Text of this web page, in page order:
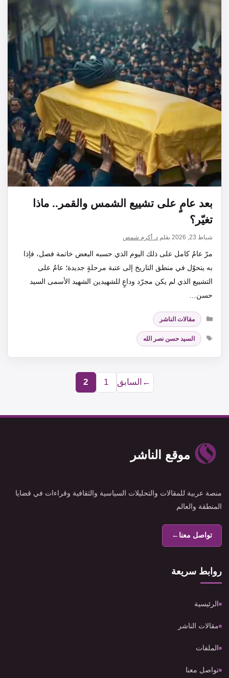
بعد عامٍ على تشييع الشمس والقمر.. ماذا
تغيّر؟
شباط 23, 2026 بقلم د. أكرم شمص
مرّ عامٌ كامل على ذلك اليوم الذي حسبه البعض خاتمة فصل، فإذا
به يتحوّل في منطق التاريخ إلى عتبة مرحلةٍ جديدة؛ عامٌ على
التشييع الذي لم يكن مجرّد وداعٍ للشهيدين الشهيد الأسمى السيد
حسن…
التصنيفات
مقالات الناشر
الوسوم
السيد حسن نصر الله
← السابق
Page
1
Page
2
موقع الناشر
منصة عربية للمقالات والتحليلات السياسية والثقافية وقراءات في قضايا
المنطقة والعالم
تواصل معنا←
روابط سريعة
الرئيسية
مقالات الناشر
الملفات
تواصل معنا